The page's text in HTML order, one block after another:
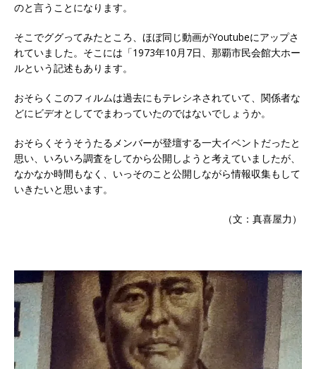
のと言うことになります。
そこでググってみたところ、ほぼ同じ動画がYoutubeにアップさ
れていました。そこには「1973年10月7日、那覇市民会館大ホー
ルという記述もあります。
おそらくこのフィルムは過去にもテレシネされていて、関係者な
どにビデオとしてでまわっていたのではないでしょうか。
おそらくそうそうたるメンバーが登壇する一大イベントだったと
思い、いろいろ調査をしてから公開しようと考えていましたが、
なかなか時間もなく、いっそのこと公開しながら情報収集もして
いきたいと思います。
（文：真喜屋力）